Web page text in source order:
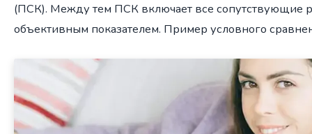
(ПСК). Между тем ПСК включает все сопутствующие
объективным показателем. Пример условного